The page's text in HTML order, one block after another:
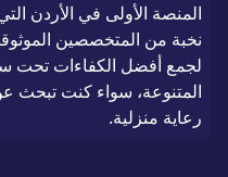
المنصة الأولى في الأردن
نخبة من المتخصصين
لجمع أفضل الكفاءات تحت
المتنوعة، سواء كنت تبحث
رعاية منزلية.